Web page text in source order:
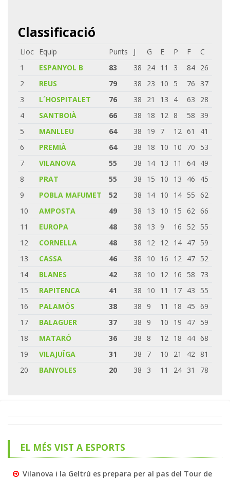
Classificació
Lloc Equip Punts J G E P F
C
1
ESPANYOL B 83 38 24 11 3 84 26
2
REUS 79 38 23 10 5 76
37
3
L´HOSPITALET 76 38 21 13 4 63
28
4
SANTBOIÀ 66 38 18 12 8 58
39
5
MANLLEU 64 38 19 7 12 61
41
6
PREMIÀ 64 38 18 10 10 70
53
7
VILANOVA 55 38 14 13 11 64 49
8
PRAT 55 38 15 10 13 46
45
9
POBLA MAFUMET 52 38 14 10 14 55 62
10
AMPOSTA 49 38 13 10 15 62 66
11
EUROPA 48 38 13 9 16 52 55
12
CORNELLA 48 38 12 12 14 47 59
13
CASSA 46 38 10 16 12 47 52
14
BLANES 42 38 10 12 16 58
73
15
RAPITENCA 41 38 10 11 17 43
55
16
PALAMÓS 38 38 9 11 18 45 69
17
BALAGUER 37 38 9 10 19 47 59
18
MATARÓ 36 38 8 12 18 44 68
19
VILAJUÏGA 31 38 7 10 21 42 81
20
BANYOLES 20 38 3 11 24 31 78
EL MÉS VIST A ESPORTS
Vilanova i la Geltrú es prepara per al pas del Tour de